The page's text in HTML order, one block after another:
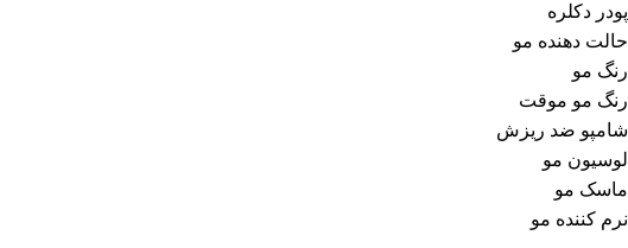
پودر دکلره
حالت دهنده مو
رنگ مو
رنگ مو موقت
شامپو ضد ریزش
لوسیون مو
ماسک مو
نرم کننده مو